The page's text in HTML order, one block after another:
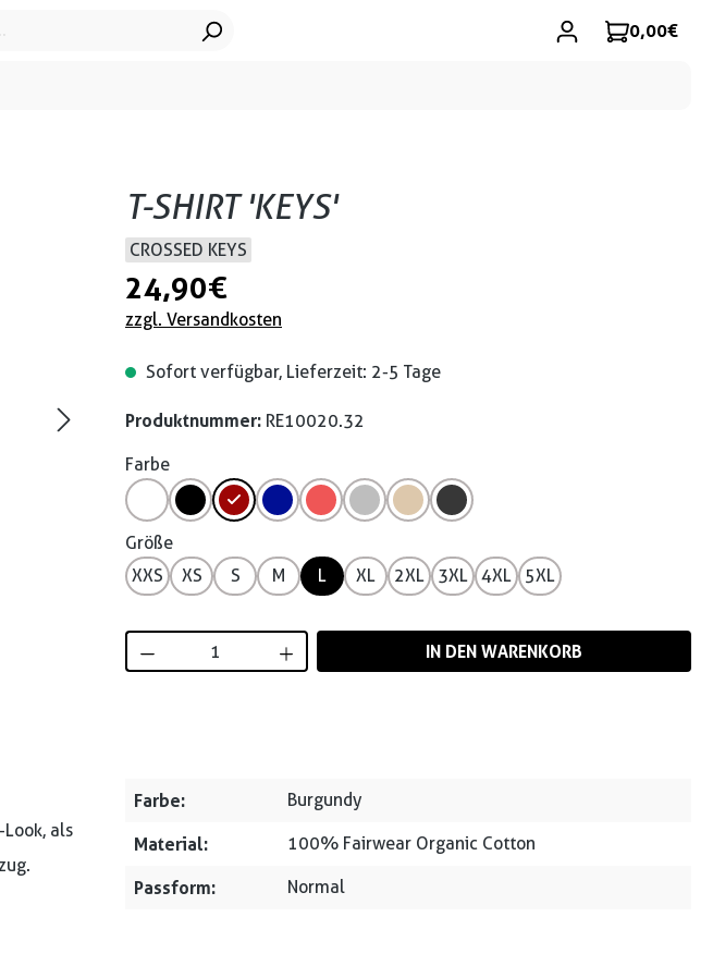
0,00 €
T-SHIRT 'KEYS'
CROSSED KEYS
24,90 €
zzgl. Versandkosten
Sofort verfügbar, Lieferzeit: 2-5 Tage
Produktnummer: RE10020.32
Farbe
Größe
XXS
XS S M L XL 2XL 3XL 4XL 5XL
Produkt Anzahl: Gib den gewünschten Wert ein
IN DEN WARENKORB
als
Farbe: Burgundy
Material: 100% Fairwear Organic Cotton
Passform: Normal